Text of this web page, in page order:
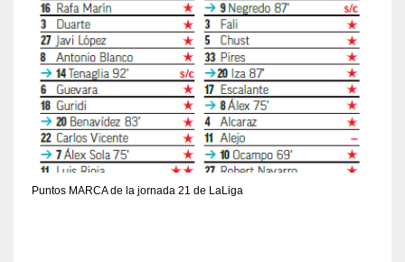
Puntos MARCA de la jornada 21 de LaLiga